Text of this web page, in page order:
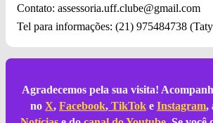
Contato: assessoria.uff.clube@gmail.com
Tel para informações: (21) 975484738
Agradecemos pela sua visita!
no X, Facebook, TikTok e Instagram,